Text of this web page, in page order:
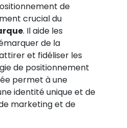
de
crucial du
. Il aide les
de la
et fidéliser les
de positionnement
permet à une
identité unique et de
marketing et de